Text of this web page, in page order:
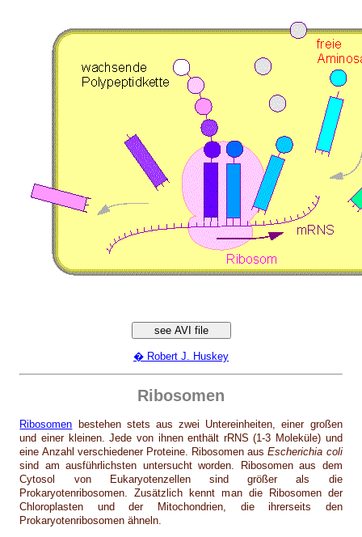
� Robert J. Huskey
Ribosomen
Ribosomen bestehen stets aus zwei Untereinheiten, einer großen
und einer kleinen. Jede von ihnen enthält rRNS (1-3 Moleküle) und
eine Anzahl verschiedener Proteine. Ribosomen ausEscherichia coli
sind am ausführlichsten untersucht worden. Ribosomen aus dem
Cytosol von Eukaryotenzellen sind größer als die
Prokaryotenribosomen. Zusätzlich kennt man die Ribosomen der
Chloroplasten und der Mitochondrien, die ihrerseits den
Prokaryotenribosomen ähneln.